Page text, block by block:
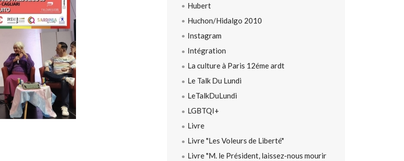
Hubert
Huchon/Hidalgo 2010
Instagram
Intégration
La culture à Paris 12éme ardt
Le Talk Du Lundi
LeTalkDuLundi
LGBTQI+
Livre
Livre "Les Voleurs de Liberté"
Livre "M. le Président, laissez-nous mourir